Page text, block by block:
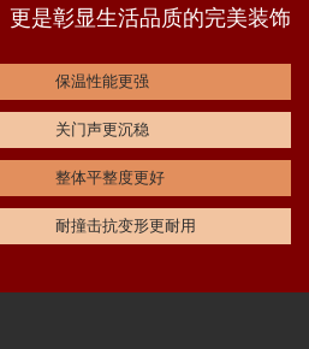
更是彰显生活品质的完美装饰
保温性能更强
关门声更沉稳
整体平整度更好
耐撞击抗变形更耐用